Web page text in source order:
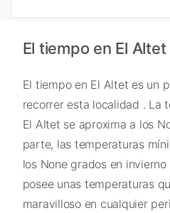
El tiempo en El Altet
El tiempo en El Altet es un
recorrer esta localidad . La
El Altet se aproxima a los
parte, las temperaturas
los None grados en
posee unas temperaturas
maravilloso en cualquier